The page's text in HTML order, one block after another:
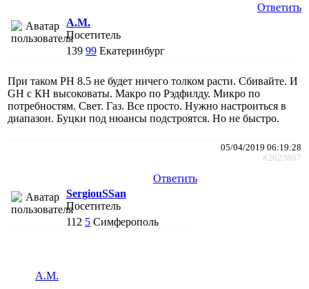
Ответить
A.M.
Посетитель
139 99 Екатеринбург
При таком РН 8.5 не будет ничего толком расти. Сбивайте. И
GH с КН высоковаты. Макро по Рэдфилду. Микро по
потребностям. Свет. Газ. Все просто. Нужно настроиться в
диапазон. Буцки под нюансы подстроятся. Но не быстро.
05/04/2019 06:19:28
#2623867
Ответить
SergiouSSan
Посетитель
112 5 Симферополь
A.M.